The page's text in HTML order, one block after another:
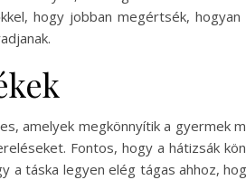
hogy jobban megértsék,
amelyek megkönnyítik a gyermek
Fontos, hogy a hátizsák
táska legyen elég tágas ahhoz,